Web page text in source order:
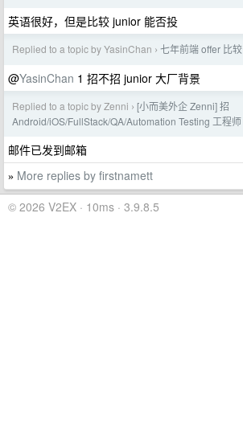
英语很好，但是比较 junior 能否投
Replied to a topic by YasinChan › 七年前端 offer 比较
@YasinChan 1 招不招 junior 大厂背景
Replied to a topic by Zenni › [小而美外企 Zenni] 招
Android/iOS/FullStack/QA/Automation Testing 工程师
邮件已发到邮箱
» More replies by firstnamett
© 2026 V2EX · 10ms · 3.9.8.5